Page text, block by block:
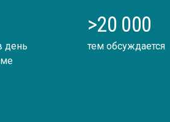
день
>20 000
тем обсуждается